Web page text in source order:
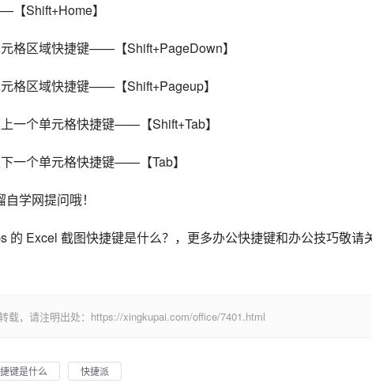
Shift+Home】
格区域快捷键——【Shift+PageDown】
格区域快捷键——【Shift+Pageup】
一个单元格快捷键——【Shift+Tab】
一个单元格快捷键——【Tab】
学网提问哦！
的 Excel 截图快捷键是什么？，更多办公快捷键和办公技巧敬请
载，请注明出处：https://xingkupai.com/office/7401.html
键是什么 快捷派